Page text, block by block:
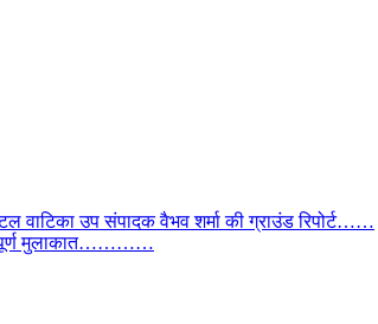
वाटिका उप संपादक वैभव शर्मा की ग्राउंड रिपोर्ट……
मुलाकात…………